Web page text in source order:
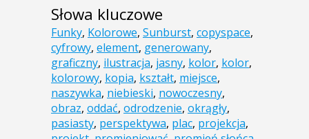
Słowa kluczowe
Funky, Kolorowe, Sunburst, copyspace,
cyfrowy, element, generowany,
graficzny, ilustracja, jasny, kolor, kolor,
kolorowy, kopia, kształt, miejsce,
naszywka, niebieski, nowoczesny,
obraz, oddać, odrodzenie, okrągły,
pasiasty, perspektywa, plac, projekcja,